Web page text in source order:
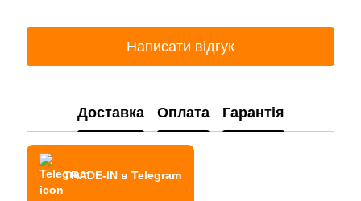
Написати відгук
Доставка Оплата Гарантія
TRADE-IN в Telegram